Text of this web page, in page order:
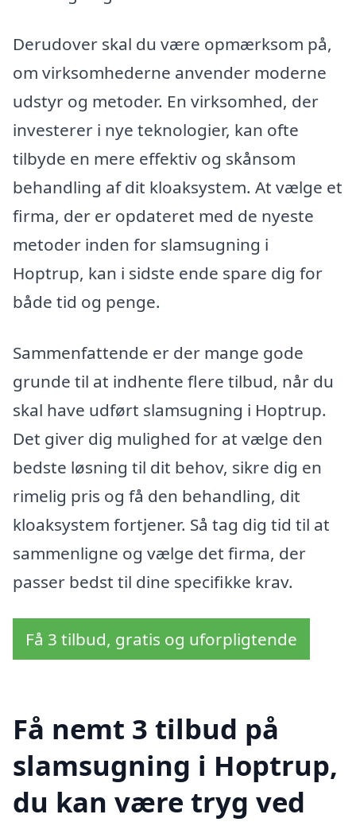
Derudover skal du være opmærksom på,
om virksomhederne anvender moderne
udstyr og metoder. En virksomhed, der
investerer i nye teknologier, kan ofte
tilbyde en mere effektiv og skånsom
behandling af dit kloaksystem. At vælge et
firma, der er opdateret med de nyeste
metoder inden for slamsugning i
Hoptrup, kan i sidste ende spare dig for
både tid og penge.
Sammenfattende er der mange gode
grunde til at indhente flere tilbud, når du
skal have udført slamsugning i Hoptrup.
Det giver dig mulighed for at vælge den
bedste løsning til dit behov, sikre dig en
rimelig pris og få den behandling, dit
kloaksystem fortjener. Så tag dig tid til at
sammenligne og vælge det firma, der
passer bedst til dine specifikke krav.
Få 3 tilbud, gratis og uforpligtende
Få nemt 3 tilbud på
slamsugning i Hoptrup,
du kan være tryg ved